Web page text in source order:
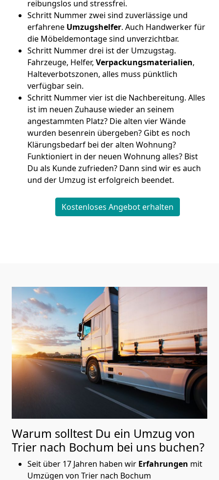
reibungslos und stressfrei.
Schritt Nummer zwei sind zuverlässige und
erfahrene Umzugshelfer. Auch Handwerker für
die Möbeldemontage sind unverzichtbar.
Schritt Nummer drei ist der Umzugstag.
Fahrzeuge, Helfer, Verpackungsmaterialien,
Halteverbotszonen, alles muss pünktlich
verfügbar sein.
Schritt Nummer vier ist die Nachbereitung. Alles
ist im neuen Zuhause wieder an seinem
angestammten Platz? Die alten vier Wände
wurden besenrein übergeben? Gibt es noch
Klärungsbedarf bei der alten Wohnung?
Funktioniert in der neuen Wohnung alles? Bist
Du als Kunde zufrieden? Dann sind wir es auch
und der Umzug ist erfolgreich beendet.
Kostenloses Angebot erhalten
Warum solltest Du ein Umzug von
Trier nach Bochum bei uns buchen?
Seit über 17 Jahren haben wir Erfahrungen mit
Umzügen von Trier nach Bochum